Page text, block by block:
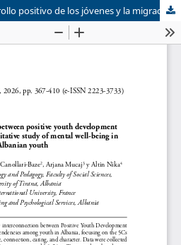
La relación entre el desarrollo positivo de los jóvenes y la migración: Un estudio cualitativo sobre el bienestar mental de los jóvenes albaneses